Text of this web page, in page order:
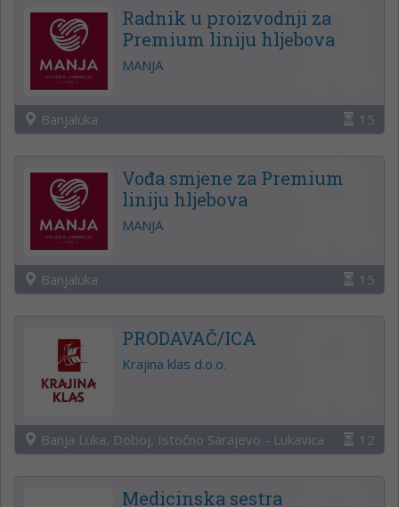
Radnik u proizvodnji za
Premium liniju hljebova
MANJA
Banjaluka 15
Vođa smjene za Premium
liniju hljebova
MANJA
Banjaluka 15
PRODAVAČ/ICA
Krajina klas d.o.o.
Banja Luka, Doboj, Istočno Sarajevo - Lukavica 12
Medicinska sestra